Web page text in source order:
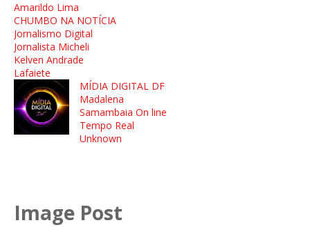
Amarildo Lima
CHUMBO NA NOTÍCIA
Jornalismo Digital
Jornalista Micheli
Kelven Andrade
Lafaiete
MÍDIA DIGITAL DF
Madalena
Samambaia On line
Tempo Real
Unknown
Image Post